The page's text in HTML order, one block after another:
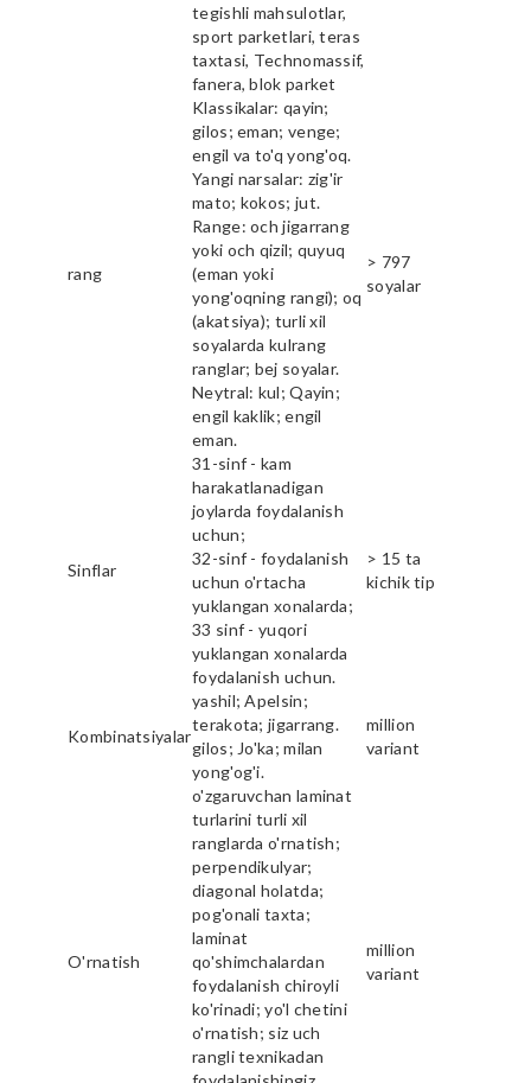
tegishli mahsulotlar,
sport parketlari, teras
taxtasi, Technomassif,
fanera, blok parket
rang
Klassikalar: qayin;
gilos; eman; venge;
engil va to'q yong'oq.
Yangi narsalar: zig'ir
mato; kokos; jut.
Range: och jigarrang
yoki och qizil; quyuq
(eman yoki
yong'oqning rangi); oq
(akatsiya); turli xil
soyalarda kulrang
ranglar; bej soyalar.
Neytral: kul; Qayin;
engil kaklik; engil
eman.
> 797
soyalar
Sinflar
31-sinf - kam
harakatlanadigan
joylarda foydalanish
uchun;
32-sinf - foydalanish
uchun o'rtacha
yuklangan xonalarda;
33 sinf - yuqori
yuklangan xonalarda
foydalanish uchun.
> 15 ta
kichik tip
Kombinatsiyalar
yashil; Apelsin;
terakota; jigarrang.
gilos; Jo'ka; milan
yong'og'i.
million
variant
O'rnatish
o'zgaruvchan laminat
turlarini turli xil
ranglarda o'rnatish;
perpendikulyar;
diagonal holatda;
pog'onali taxta;
laminat
qo'shimchalardan
foydalanish chiroyli
ko'rinadi; yo'l chetini
o'rnatish; siz uch
rangli texnikadan
million
variant